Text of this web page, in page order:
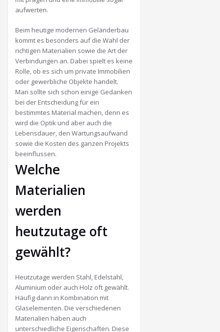
aufwerten.
Beim heutige modernen Geländerbau
kommt es besonders auf die Wahl der
richtigen Materialien sowie die Art der
Verbindungen an. Dabei spielt es keine
Rolle, ob es sich um private Immobilien
oder gewerbliche Objekte handelt.
Man sollte sich schon einige Gedanken
bei der Entscheidung für ein
bestimmtes Material machen, denn es
wird die Optik und aber auch die
Lebensdauer, den Wartungsaufwand
sowie die Kosten des ganzen Projekts
beeinflussen.
Welche
Materialien
werden
heutzutage oft
gewählt?
Heutzutage werden Stahl, Edelstahl,
Aluminium oder auch Holz oft gewählt.
Häufig dann in Kombination mit
Glaselementen. Die verschiedenen
Materialien haben auch
unterschiedliche Eigenschaften. Diese